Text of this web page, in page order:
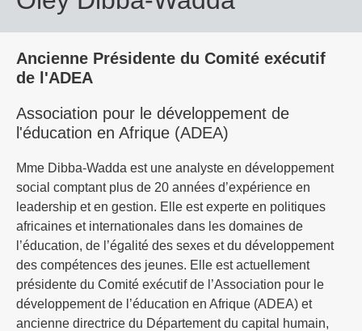
Ancienne Présidente du Comité exécutif
de l'ADEA
Association pour le développement de
l'éducation en Afrique (ADEA)
Mme Dibba-Wadda est une analyste en développement
social comptant plus de 20 années d’expérience en
leadership et en gestion. Elle est experte en politiques
africaines et internationales dans les domaines de
l’éducation, de l’égalité des sexes et du développement
des compétences des jeunes. Elle est actuellement
présidente du Comité exécutif de l’Association pour le
développement de l’éducation en Afrique (ADEA) et
ancienne directrice du Département du capital humain,